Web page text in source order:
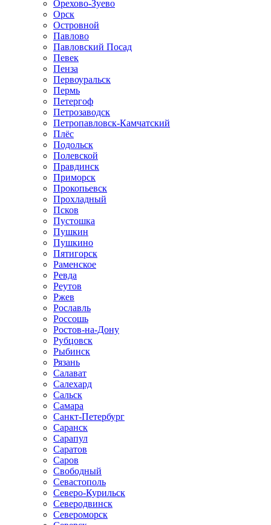
Орехово-Зуево
Орск
Островной
Павлово
Павловский Посад
Певек
Пенза
Первоуральск
Пермь
Петергоф
Петрозаводск
Петропавловск-Камчатский
Плёс
Подольск
Полевской
Правдинск
Приморск
Прокопьевск
Прохладный
Псков
Пустошка
Пушкин
Пушкино
Пятигорск
Раменское
Ревда
Реутов
Ржев
Рославль
Россошь
Ростов-на-Дону
Рубцовск
Рыбинск
Рязань
Салават
Салехард
Сальск
Самара
Санкт-Петербург
Саранск
Сарапул
Саратов
Саров
Свободный
Севастополь
Северо-Курильск
Северодвинск
Североморск